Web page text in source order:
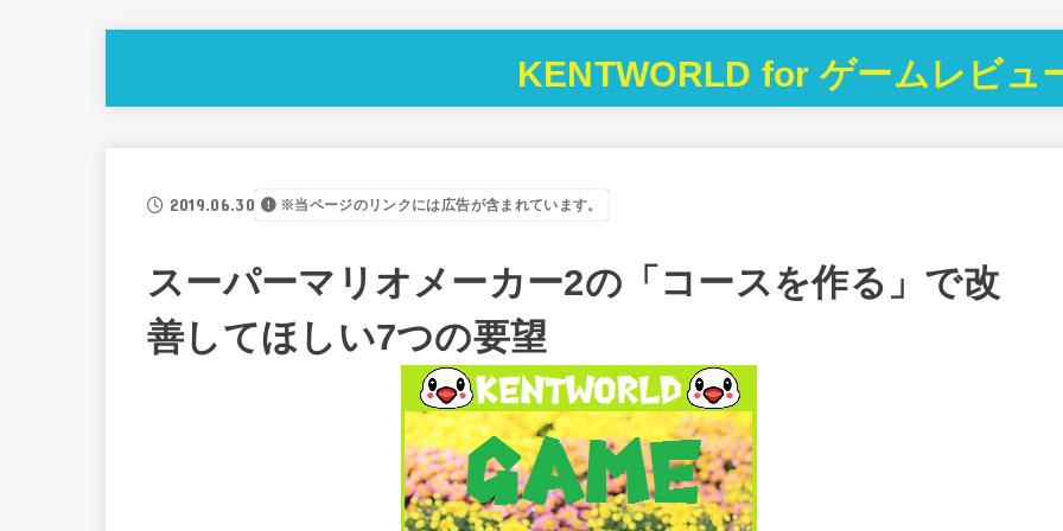
KENTWORLD for ゲームレビュ
2019.06.30 ※当ページのリンクには広告が含まれています。
スーパーマリオメーカー2の「コースを作る」で改
善してほしい7つの要望